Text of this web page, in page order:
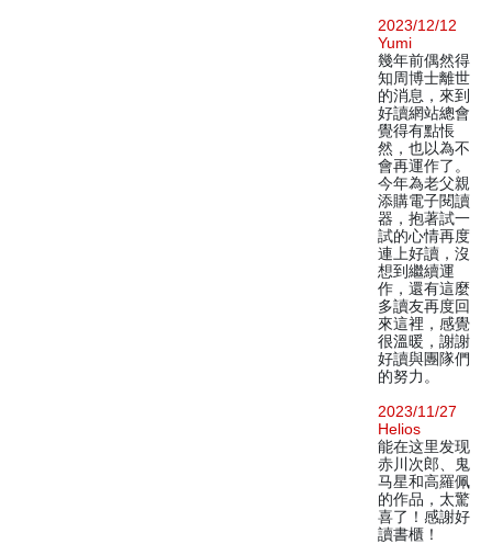
2023/12/12
Yumi
幾年前偶然得
知周博士離世
的消息，來到
好讀網站總會
覺得有點悵
然，也以為不
會再運作了。
今年為老父親
添購電子閱讀
器，抱著試一
試的心情再度
連上好讀，沒
想到繼續運
作，還有這麼
多讀友再度回
來這裡，感覺
很溫暖，謝謝
好讀與團隊們
的努力。
2023/11/27
Helios
能在这里发现
赤川次郎、鬼
马星和高羅佩
的作品，太驚
喜了！感謝好
讀書櫃！